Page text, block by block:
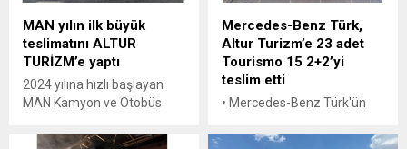
gün 600 bine yakın personeli
taşıyan Altur Turizm,
düzenlenen törenle 1.000.
Sultan otobüsünü filosuna
kattı.
MAN yılın ilk büyük
teslimatını ALTUR
TURİZM’e yaptı
2024 yılına hızlı başlayan
MAN Kamyon ve Otobüs
lider firmalarına yaptığı
Mercedes-Benz Türk,
Altur Turizm’e 23 adet
Tourismo 15 2+2’yi
teslim etti
• Mercedes-Benz Türk'ün
olan Mercedes-Benz